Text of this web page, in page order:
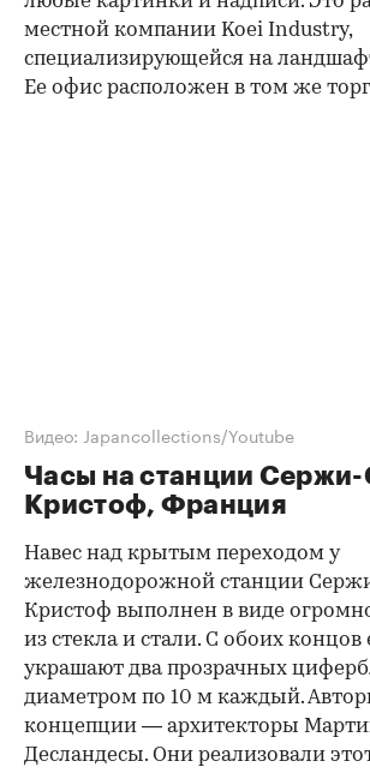
местной компании Koei Industry,
специализирующейся на
Ее офис расположен в том же
Видео: Japancollections/Youtube
Часы на станции
Кристоф, Франция
Навес над крытым переходом у
железнодорожной станции
Кристоф выполнен в виде
из стекла и стали. С обоих концов
украшают два прозрачных
диаметром по 10 м каждый.
концепции — архитекторы
Десландесы. Они реализовали